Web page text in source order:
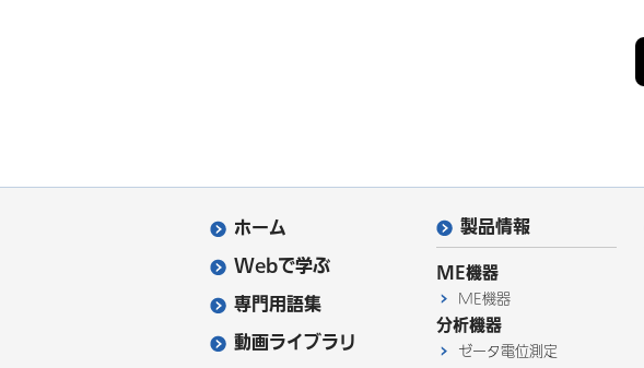
ホーム
Webで学ぶ
専門用語集
動画ライブラリ
製品情報
ME機器
ME機器
分析機器
ゼータ電位測定